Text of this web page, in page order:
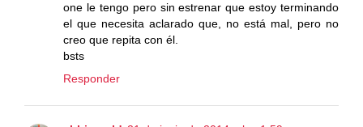
one le tengo pero sin estrenar que estoy terminando
el que necesita aclarado que, no está mal, pero no
creo que repita con él.
bsts
Responder